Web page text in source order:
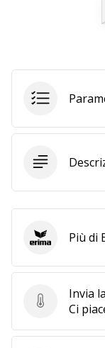
Tempo di
program
Hai
tuo
personale,
blog,
gestisci
Facebook
un
online?
che
Invia la
Invia
Ci
ErimaPiù di